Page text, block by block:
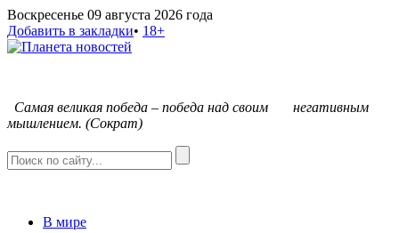
Воскресенье 09 августа 2026 года
Добавить в закладки• 18+
Самая великая победа – победа над своим негативным
мышлением. (Сократ)
В мире